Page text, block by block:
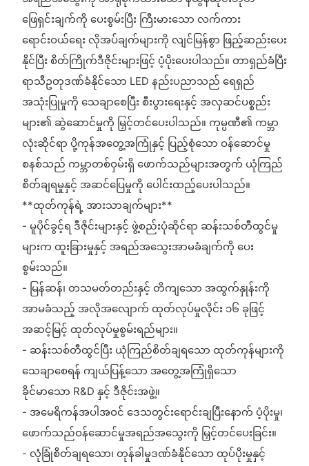
ဖြေရှင်းချက်ကို ပေးစွမ်းပြီး ကြီးမားသော လက်ကား
ရောင်းဝယ်ရေး လိုအပ်ချက်များကို လျင်မြန်စွာ ဖြည့်ဆည်းပေး
နိုင်ပြီး စိတ်ကြိုက်ဒီဇိုင်းများဖြင့် ပံ့ပိုးပေးပါသည်။ တာရှည်ခံပြီး
ရာသီဥတုဒဏ်ခံနိုင်သော LED နည်းပညာသည် ရေရှည်
အသုံးပြုမှုကို သေချာစေပြီး စီးပွားရေးနှင့် အလှဆင်ပစ္စည်း
များ၏ ဆွဲဆောင်မှုကို မြှင့်တင်ပေးပါသည်။ ကုမ္ပဏီ၏ ကမ္ဘာ
လုံးဆိုင်ရာ ပို့ကုန်အတွေ့အကြုံနှင့် ပြည့်စုံသော ဝန်ဆောင်မှု
စနစ်သည် ကမ္ဘာတစ်ဝှမ်းရှိ ဖောက်သည်များအတွက် ယုံကြည်
စိတ်ချရမှုနှင့် အဆင်ပြေမှုကို ပေါင်းထည့်ပေးပါသည်။
**ထုတ်ကုန်ရဲ့ အားသာချက်များ**
- မူပိုင်ခွင့်ရ ဒီဇိုင်းများနှင့် ဖွဲ့စည်းပုံဆိုင်ရာ ဆန်းသစ်တီထွင်မှု
များက ထူးခြားမှုနှင့် အရည်အသွေးအာမခံချက်ကို ပေး
စွမ်းသည်။
- မြန်ဆန်၊ တသမတ်တည်းနှင့် တိကျသော အထွက်နှုန်းကို
အာမခံသည့် အလိုအလျောက် ထုတ်လုပ်မှုလိုင်း ၁၆ ခုဖြင့်
အဆင့်မြင့် ထုတ်လုပ်မှုစွမ်းရည်များ။
- ဆန်းသစ်တီထွင်ပြီး ယုံကြည်စိတ်ချရသော ထုတ်ကုန်များကို
သေချာစေရန် ကျယ်ပြန့်သော အတွေ့အကြုံရှိသော
ခိုင်မာသော R&D နှင့် ဒီဇိုင်းအဖွဲ့။
- အမေရိကန်အပါအဝင် ဒေသတွင်းရောင်းချပြီးနောက် ပံ့ပိုးမှု၊
ဖောက်သည်ဝန်ဆောင်မှုအရည်အသွေးကို မြှင့်တင်ပေးခြင်း။
- လုံခြုံစိတ်ချရသော၊ တုန်ခါမှုဒဏ်ခံနိုင်သော ထုပ်ပိုးမှုနှင့်